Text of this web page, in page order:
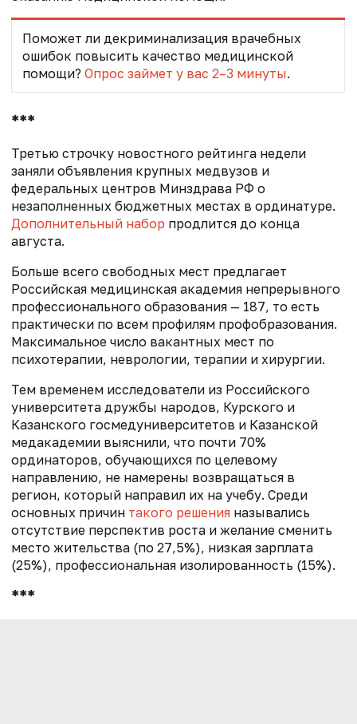
Поможет ли декриминализация врачебных
ошибок повысить качество медицинской
помощи? Опрос займет у вас 2–3 минуты.
***
Третью строчку новостного рейтинга недели
заняли объявления крупных медвузов и
федеральных центров Минздрава РФ о
незаполненных бюджетных местах в ординатуре.
Дополнительный набор продлится до конца
августа.
Больше всего свободных мест предлагает
Российская медицинская академия непрерывного
профессионального образования — 187, то есть
практически по всем профилям профобразования.
Максимальное число вакантных мест по
психотерапии, неврологии, терапии и хирургии.
Тем временем исследователи из Российского
университета дружбы народов, Курского и
Казанского госмедуниверситетов и Казанской
медакадемии выяснили, что почти 70%
ординаторов, обучающихся по целевому
направлению, не намерены возвращаться в
регион, который направил их на учебу. Среди
основных причин такого решения назывались
отсутствие перспектив роста и желание сменить
место жительства (по 27,5%), низкая зарплата
(25%), профессиональная изолированность (15%).
***